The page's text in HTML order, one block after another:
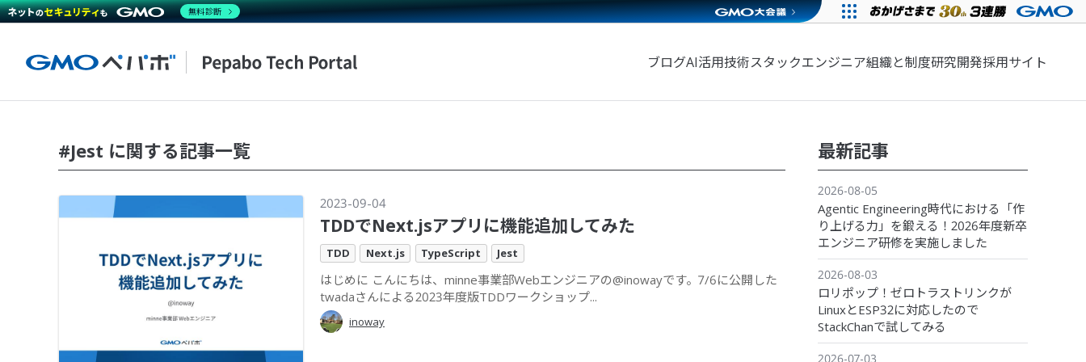
ブログAI活用技術スタックエンジニア組織と制度研究開発採用サイト
#Jest に関する記事一覧
2023-09-04
TDDでNext.jsアプリに機能追加してみた
TDD Next.js TypeScript Jest
はじめに こんにちは、minne事業部Webエンジニアの@inowayです。7/6に公開した
twadaさんによる2023年度版TDDワークショップ...
inoway
最新記事
2026-08-05
Agentic Engineering時代における「作
り上げる力」を鍛える！2026年度新卒
エンジニア研修を実施しました
2026-08-03
ロリポップ！ゼロトラストリンクが
LinuxとESP32に対応したので
StackChanで試してみる
2026-07-03
無料診断